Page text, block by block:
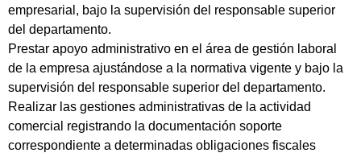
empresarial, bajo la supervisión del responsable superior
del departamento.
Prestar apoyo administrativo en el área de gestión laboral
de la empresa ajustándose a la normativa vigente y bajo la
supervisión del responsable superior del departamento.
Realizar las gestiones administrativas de la actividad
comercial registrando la documentación soporte
correspondiente a determinadas obligaciones fiscales